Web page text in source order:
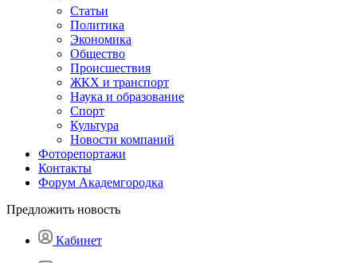
Статьи
Политика
Экономика
Общество
Происшествия
ЖКХ и транспорт
Наука и образование
Спорт
Культура
Новости компаний
Фоторепортажи
Контакты
Форум Академгородка
Предложить новость
Кабинет